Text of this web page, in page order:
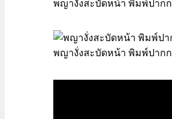
พญางั่งสะบัดหน้า พิมพ์ปากก
พญางั่งสะบัดหน้า พิมพ์ปากก